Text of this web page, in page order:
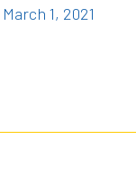
March 1, 2021